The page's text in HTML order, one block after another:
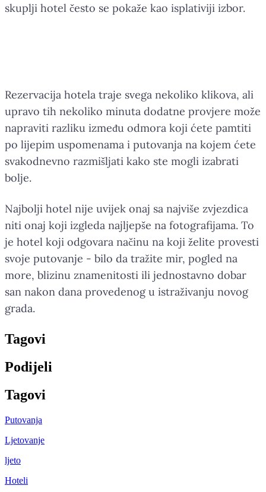
skuplji hotel često se pokaže kao isplativiji izbor.
Rezervacija hotela traje svega nekoliko klikova, ali
upravo tih nekoliko minuta dodatne provjere može
napraviti razliku između odmora koji ćete pamtiti
po lijepim uspomenama i putovanja na kojem ćete
svakodnevno razmišljati kako ste mogli izabrati
bolje.
Najbolji hotel nije uvijek onaj sa najviše zvjezdica
niti onaj koji izgleda najljepše na fotografijama. To
je hotel koji odgovara načinu na koji želite provesti
svoje putovanje - bilo da tražite mir, pogled na
more, blizinu znamenitosti ili jednostavno dobar
san nakon dana provedenog u istraživanju novog
grada.
Tagovi
Podijeli
Tagovi
Putovanja
Ljetovanje
ljeto
Hoteli